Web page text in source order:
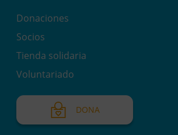
Donaciones
Socios
Tienda solidaria
Voluntariado
DONA